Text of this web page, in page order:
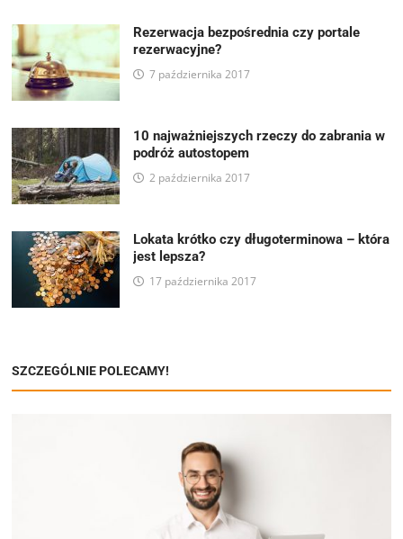
Rezerwacja bezpośrednia czy portale
rezerwacyjne?
7 października 2017
10 najważniejszych rzeczy do zabrania w
podróż autostopem
2 października 2017
Lokata krótko czy długoterminowa – która
jest lepsza?
17 października 2017
SZCZEGÓLNIE POLECAMY!